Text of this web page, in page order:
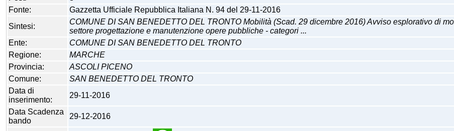
Fonte:
Gazzetta Ufficiale Repubblica Italiana N. 94 del 29-11-2016
Sintesi:
COMUNE DI SAN BENEDETTO DEL TRONTO Mobilità (Scad. 29 dicembre 2016) Avviso esplorativo di
settore progettazione e manutenzione opere pubbliche - categori ...
Ente:
COMUNE DI SAN BENEDETTO DEL TRONTO
Regione:
MARCHE
Provincia:
ASCOLI PICENO
Comune:
SAN BENEDETTO DEL TRONTO
Data di
inserimento:
29-11-2016
Data Scadenza
bando
29-12-2016